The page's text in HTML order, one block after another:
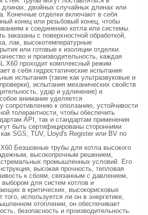
двойных случайных длинах или
Конечные отделки включают в себя
конец или резьбовый конец, чтобы
к соединению котла или системы.
заказаны с поверхностной обработкой,
лак, высокотемпературные
или готовые к изоляции отделки.
и производительность, каждая
X60 проходит комплексный режим
в себя гидростатические испытания
испытания (такие как ультразвуковые и
испытания механических свойств
удар и удлинение) и
внимание уделяется
сопротивлению к оползанию, устойчивости
толерантности, чтобы обеспечить
API, так и стандартам применения
быть сертифицированы сторонними
SGS, TUV, Lloyd's Register или BV по
Безшовные трубы для котла высокого
высокопрочным решением,
промышленных условий. Его
высокая прочность, тепловая
к сбоям, связанным с давлением,
для систем котлов и
в критических, высокорисковых
используется ли он в энергетике,
отоплении, он обеспечивает
безопасность и производительность.